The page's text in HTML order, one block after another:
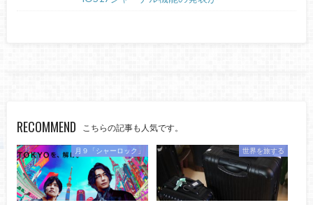
RECOMMEND こちらの記事も人気です。
月９「シャーロック」 世界を旅する